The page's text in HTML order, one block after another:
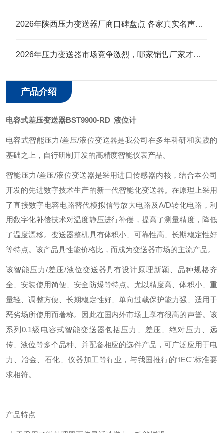
2026年陕西压力变送器厂商口碑盘点 各家真实名声实力全解析
2026年压力变送器市场竞争激烈，哪家销售厂家才是行业值得选择
产品介绍
电容式差压变送器BST9900-RD 液位计
电容式智能压力/差压/液位变送器是我公司在多年科研和实践的
基础之上，自行研制开发的高精度智能仪表产品。
智能压力/差压/液位变送器是采用进口传感器内核，结合本公司
开发的先进数字技术生产的新一代智能化变送器。在原理上采用
了直接数字电容电路替代模拟信号放大电路及A/D转化电路，利
用数字化补偿技术对温度静压进行补偿，提高了测量精度，降低
了温度漂移。变送器整机具有体积小、可靠性高、长期稳定性好
等特点。该产品具性能价格比，而成为变送器市场的主流产品。
该智能压力/差压/液位变送器具有设计原理新颖、品种规格齐
全、安装使用简便、安全防爆等特点。尤以精度高、体积小、重
量轻、调整方便、长期稳定性好、单向过载保护能力强、适用于
恶劣场所使用而著称。因此在国内外市场上享有很高的声誉。该
系列0.1级电容式智能变送器包括压力、差压、绝对压力、远
传、液位等多个品种、并配备相应的选件产品，可广泛应用于电
力、冶金、石化、仪器加工等行业，与我国推行的“IEC"标准要
求相符。
产品特点